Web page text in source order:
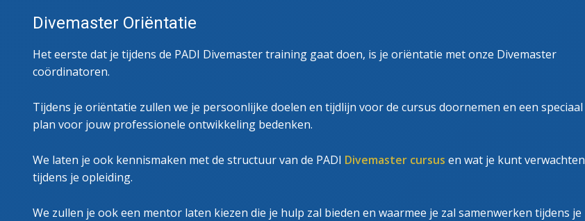
Divemaster Oriëntatie
Het eerste dat je tijdens de PADI Divemaster training gaat doen, is je oriëntatie met onze Divemaster
coördinatoren.
Tijdens je oriëntatie zullen we je persoonlijke doelen en tijdlijn voor de cursus doornemen en een speciaal
plan voor jouw professionele ontwikkeling bedenken.
We laten je ook kennismaken met de structuur van de PADI Divemaster cursus en wat je kunt verwachten
tijdens je opleiding.
We zullen je ook een mentor laten kiezen die je hulp zal bieden en waarmee je zal samenwerken tijdens je